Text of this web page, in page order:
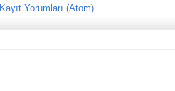
Kayıt Yorumları (Atom)